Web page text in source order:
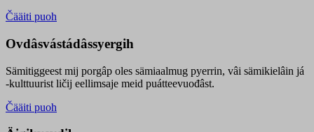
Čääiti puoh
Ovdâsvástádâssyergih
Sämitiggeest mij porgâp oles sämiaalmug pyerrin, vâi sämikielâin já
-kulttuurist ličij eellimsaje meid puátteevuođâst.
Čääiti puoh